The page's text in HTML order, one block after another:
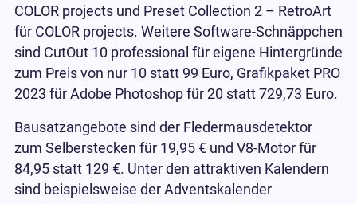
COLOR projects und Preset Collection 2 – RetroArt
für COLOR projects. Weitere Software-Schnäppchen
sind CutOut 10 professional für eigene Hintergründe
zum Preis von nur 10 statt 99 Euro, Grafikpaket PRO
2023 für Adobe Photoshop für 20 statt 729,73 Euro.
Bausatzangebote sind der Fledermausdetektor
zum Selberstecken für 19,95 € und V8-Motor für
84,95 statt 129 €. Unter den attraktiven Kalendern
sind beispielsweise der Adventskalender